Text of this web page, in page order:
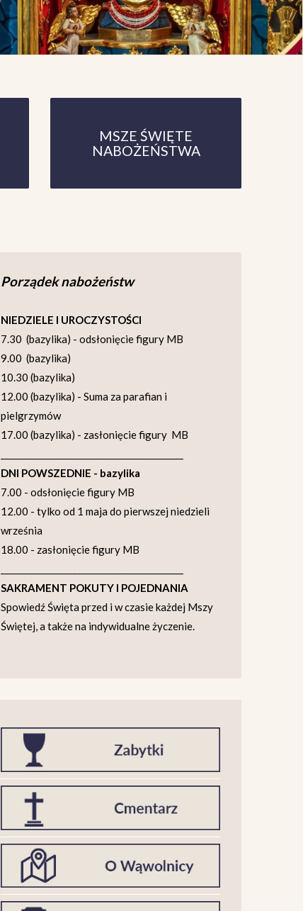
MSZE ŚWIĘTE
NABOŻEŃSTWA
Porządek nabożeństw
NIEDZIELE I UROCZYSTOŚCI
7.30 (bazylika) - odsłonięcie figury MB
9.00 (bazylika)
10.30 (bazylika)
12.00 (bazylika) - Suma za parafian i
pielgrzymów
17.00 (bazylika) - zasłonięcie figury MB
DNI POWSZEDNIE - bazylika
7.00 - odsłonięcie figury MB
12.00 - tylko od 1 maja do pierwszej niedzieli
września
18.00 - zasłonięcie figury MB
SAKRAMENT POKUTY I POJEDNANIA
Spowiedź Święta przed i w czasie każdej Mszy
Świętej, a także na indywidualne życzenie.